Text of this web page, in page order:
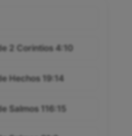
2 Corintios 4:10
Hechos 19:14
Salmos 116:15